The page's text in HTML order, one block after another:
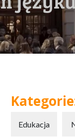
Edukacja